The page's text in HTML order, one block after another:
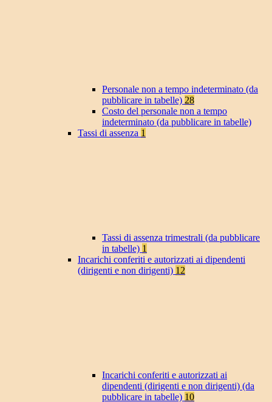
Personale non a tempo indeterminato (da
pubblicare in tabelle) 28
Costo del personale non a tempo
indeterminato (da pubblicare in tabelle)
Tassi di assenza 1
Tassi di assenza trimestrali (da pubblicare
in tabelle) 1
Incarichi conferiti e autorizzati ai dipendenti
(dirigenti e non dirigenti) 12
Incarichi conferiti e autorizzati ai
dipendenti (dirigenti e non dirigenti) (da
pubblicare in tabelle) 10